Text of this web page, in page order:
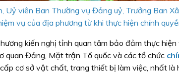
Uỷ viên Ban Thường vụ Đảng uỷ, Trưởng Ban
vụ của địa phương từ khi thực hiện chính
kiến nghị tỉnh quan tâm bảo đảm thực
quan Đảng, Mặt trận Tổ quốc và các tổ chức
cơ sở vật chất, trang thiết bị làm việc, nhất